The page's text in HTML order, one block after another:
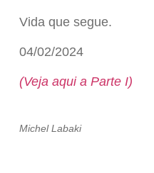
Vida que segue.
04/02/2024
(Veja aqui a Parte I)
Michel Labaki